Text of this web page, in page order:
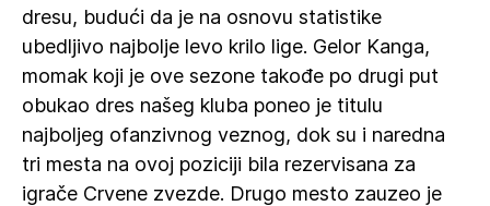
dresu, budući da je na osnovu statistike
ubedljivo najbolje levo krilo lige. Gelor Kanga,
momak koji je ove sezone takođe po drugi put
obukao dres našeg kluba poneo je titulu
najboljeg ofanzivnog veznog, dok su i naredna
tri mesta na ovoj poziciji bila rezervisana za
igrače Crvene zvezde. Drugo mesto zauzeo je